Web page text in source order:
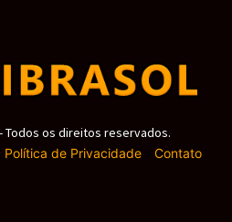
Todos os direitos reservados.
Política de Privacidade- Contato